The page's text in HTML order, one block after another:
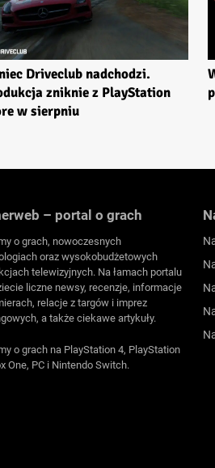
Driveclub nadchodzi.
zniknie z PlayStation
w sierpniu
– portal o grach
o grach, nowoczesnych
oraz wysokobudżetowych
telewizyjnych. Na łamach portalu
liczne newsy, recenzje, informacje
relacje z targów i imprez
a także ciekawe artykuły.
o grach na PlayStation 4, PlayStation
One, PC i Nintendo Switch.